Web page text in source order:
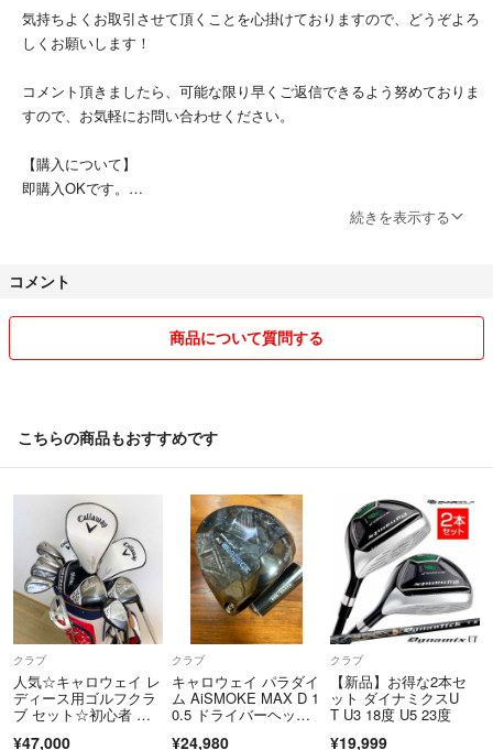
気持ちよくお取引させて頂くことを心掛けておりますので、どうぞよろ
しくお願いします！
コメント頂きましたら、可能な限り早くご返信できるよう努めておりま
すので、お気軽にお問い合わせください。
【購入について】
即購入OKです。
購入時期や使用頻度についてはお答えできかねます。
お買い求めください！
【値下げ交渉について】
お気軽にコメントください。
具体的な金額を提示いただけると、お取り引きがスムーズに行なえます
【専用・取り置きについて】
日中仕事をしていることもあり
基本的に、専用・取り置きについての対応はご遠慮いただいておりま
す。
購入に関しては、原則早い者勝ちでお願いします。
【発送日数について】
基本的に即日配送を心掛けております。
商品によってはお日にち頂く場合がございます。
続きを表示する
コメント
商品について質問する
こちらの商品もおすすめです
クラブ
人気☆キャロウェイ レ
ディース用ゴルフクラ
ブ セット☆初心者 女
¥47,000
クラブ
キャロウェイ パラダイ
ム AiSMOKE MAX D 1
0.5 ドライバーヘッド
¥24,980
クラブ
【新品】お得な2本セ
ット ダイナミクスU
T U3 18度 U5 23度
¥19,999